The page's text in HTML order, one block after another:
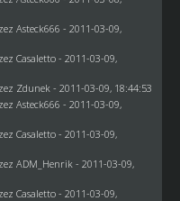
Asteck666 - 2011-03-09,
Casaletto- 2011-03-09,
Zdunek - 2011-03-09, 18:44:53
Asteck666 - 2011-03-09,
Casaletto- 2011-03-09,
ADM_Henrik - 2011-03-09,
Casaletto- 2011-03-09,